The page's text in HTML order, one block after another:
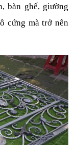
bàn ghế, giường
cứng mà trở nên